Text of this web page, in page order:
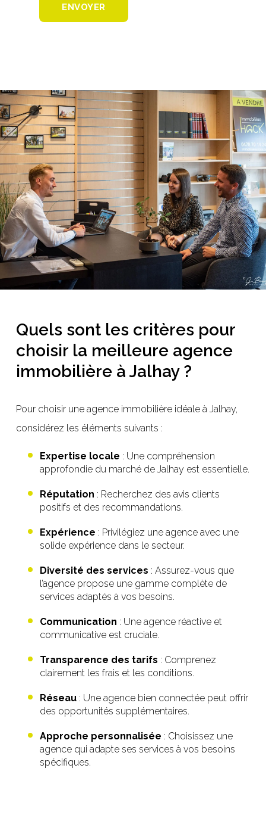
ENVOYER
Quels sont les critères pour
choisir la meilleure agence
immobilière à Jalhay ?
Pour choisir une agence immobilière idéale à Jalhay,
considérez les éléments suivants :
Expertise locale : Une compréhension
approfondie du marché de Jalhay est essentielle.
Réputation : Recherchez des avis clients
positifs et des recommandations.
Expérience : Privilégiez une agence avec une
solide expérience dans le secteur.
Diversité des services : Assurez-vous que
l’agence propose une gamme complète de
services adaptés à vos besoins.
Communication : Une agence réactive et
communicative est cruciale.
Transparence des tarifs : Comprenez
clairement les frais et les conditions.
Réseau: Une agence bien connectée peut offrir
des opportunités supplémentaires.
Approche personnalisée : Choisissez une
agence qui adapte ses services à vos besoins
spécifiques.